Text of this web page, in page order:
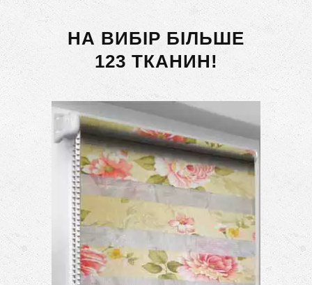
НА ВИБІР БІЛЬШЕ
123 ТКАНИН!